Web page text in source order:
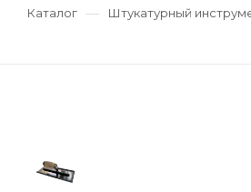
Каталог — Штукатурный